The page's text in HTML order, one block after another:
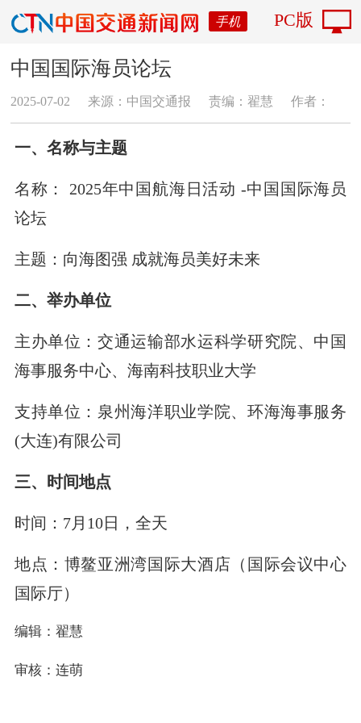
手机 PC版
中国国际海员论坛
2025-07-02 来源：中国交通报 责编：翟慧 作者：
一、名称与主题
名称： 2025年中国航海日活动 -中国国际海员
论坛
主题：向海图强 成就海员美好未来
二、举办单位
主办单位：交通运输部水运科学研究院、中国
海事服务中心、海南科技职业大学
支持单位：泉州海洋职业学院、环海海事服务
(大连)有限公司
三、时间地点
时间：7月10日，全天
地点：博鳌亚洲湾国际大酒店（国际会议中心
国际厅）
编辑：翟慧
审核：连萌